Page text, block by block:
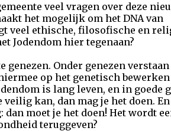
veel vragen over deze
het mogelijk om het DNA van
veel ethische, filosofische en
Jodendom hier tegenaan?
genezen. Onder genezen
op het genetisch
is lang leven, en in
kan, dan mag je het doen.
moet je het doen! Het wordt
teruggeven?